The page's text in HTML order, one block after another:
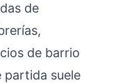
de
de barrio
partida suele